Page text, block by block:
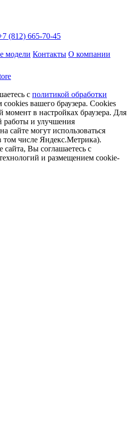
(812) 665-70-45
модели Контакты О компании
с политикой обработки
вашего браузера. Cookies
в настройках браузера. Для
работы и улучшения
сайте могут использоваться
том числе Яндекс.Метрика).
Вы соглашаетесь с
и размещением cookie-